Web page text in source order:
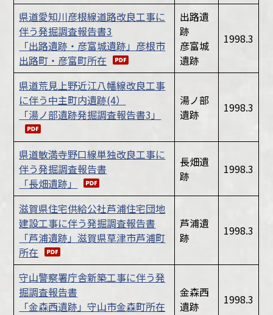
県道愛知川彦根線道路改良工事に
伴う発掘調査報告書3
「出路遺跡・彦富城遺跡」彦根市
出路町・彦富町所在
出路遺
跡
彦富城
遺跡
1998.3
県道荒見上野近江八幡線改良工事
に伴う中主町内遺跡(4）
「湯ノ部遺跡発掘調査報告書3」
湯ノ部
遺跡
1998.3
県道敏満寺野口線単独改良工事に
伴う発掘調査報告書
「長畑遺跡」
長畑遺
跡
1998.3
滋賀県住宅供給公社芦浦住宅団地
建設工事に伴う発掘調査報告書
「芦浦遺跡」滋賀県草津市芦浦町
所在
芦浦遺
跡
1998.3
守山警察署庁舎新築工事に伴う発
掘調査報告書
「金森西遺跡」守山市金森町所在
金森西
遺跡
1998.3